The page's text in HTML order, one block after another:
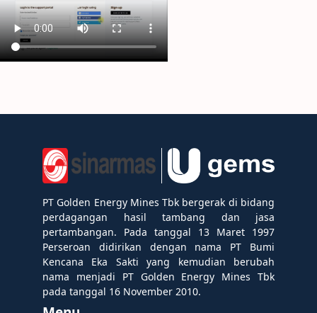
PT Golden Energy Mines Tbk bergerak di bidang
perdagangan hasil tambang dan jasa
pertambangan. Pada tanggal 13 Maret 1997
Perseroan didirikan dengan nama PT Bumi
Kencana Eka Sakti yang kemudian berubah
nama menjadi PT Golden Energy Mines Tbk
pada tanggal 16 November 2010.